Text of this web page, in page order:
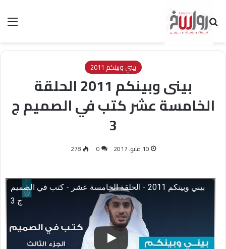
بحث عن
بيني وبينكم 2011
بينى وبينكم 2011 الحلقة
الخامسة عشر كتب في الصميم ج
3
10 مايو، 2017 0
278
بيني وبينكم 2011 - الحلقة الخامسة عشر - كتب في الصميم
ج 3